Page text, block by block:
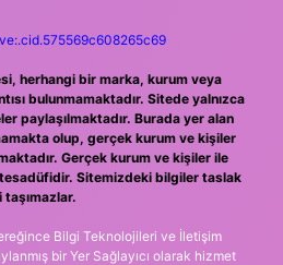
herhangi bir marka, kurum veya
bulunmamaktadır. Sitede yalnızca
paylaşılmaktadır. Burada yer alan
olup, gerçek kurum ve kişiler
Gerçek kurum ve kişiler ile
Sitemizdeki bilgiler taslak
Bilgi Teknolojileri ve İletişim
bir Yer Sağlayıcı olarak hizmet